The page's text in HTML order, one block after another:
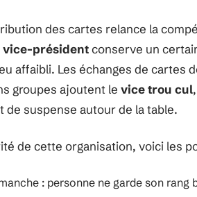
des cartes relance la
vice-présidentconserve un
affaibli. Les échanges de cartes
groupes ajoutent le vice trou cul
de suspense autour de la table.
de cette organisation, voici les
: personne ne garde son rang